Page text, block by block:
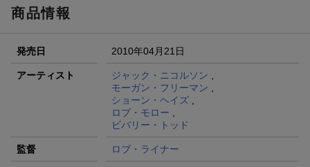
商品情報
発売日 2010年04月21日
アーティスト ジャック・ニコルソン ,
モーガン・フリーマン ,
ショーン・ヘイズ,
ロブ・モロー ,
ビバリー・トッド
監督 ロブ・ライナー